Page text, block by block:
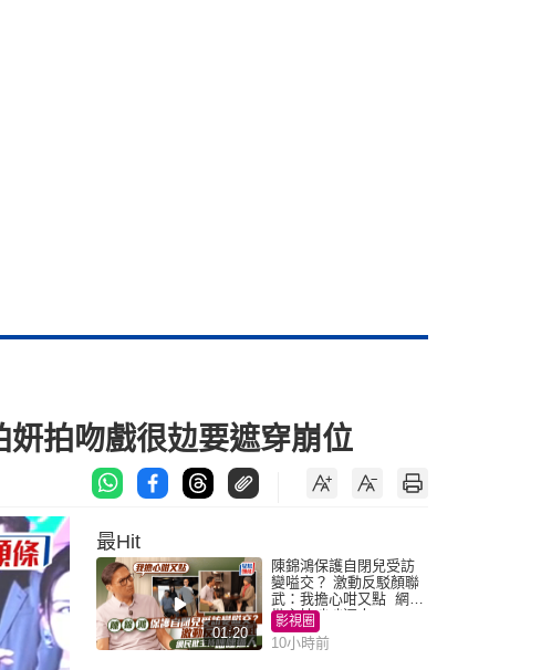
拍吻戲很攰要遮穿崩位
最Hit
01:20
陳錦鴻保護自閉兒受訪
變嗌交？ 激動反駁顏聯
武：我擔心咁又點 網民
批主持咄咄逼人
影視圈
10小時前